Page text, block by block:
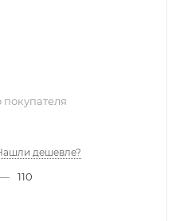
покупателя
дешевле?
—
110